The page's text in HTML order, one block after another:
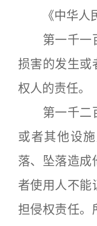
《中华人民
第一千一
损害的发生或
权人的责任。
第一千二
或者其他设
落、坠落造成
者使用人不能
担侵权责任。